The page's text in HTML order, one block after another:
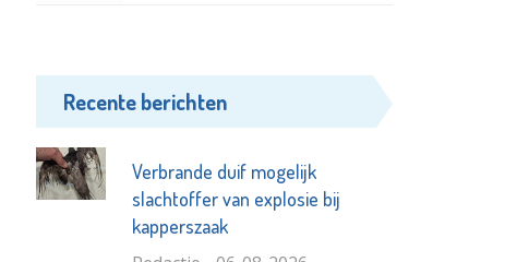
Recente berichten
Verbrande duif mogelijk
slachtoffer van explosie bij
kapperszaak